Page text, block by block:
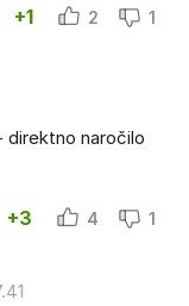
+1 2 1
naročilo
+3 4 1